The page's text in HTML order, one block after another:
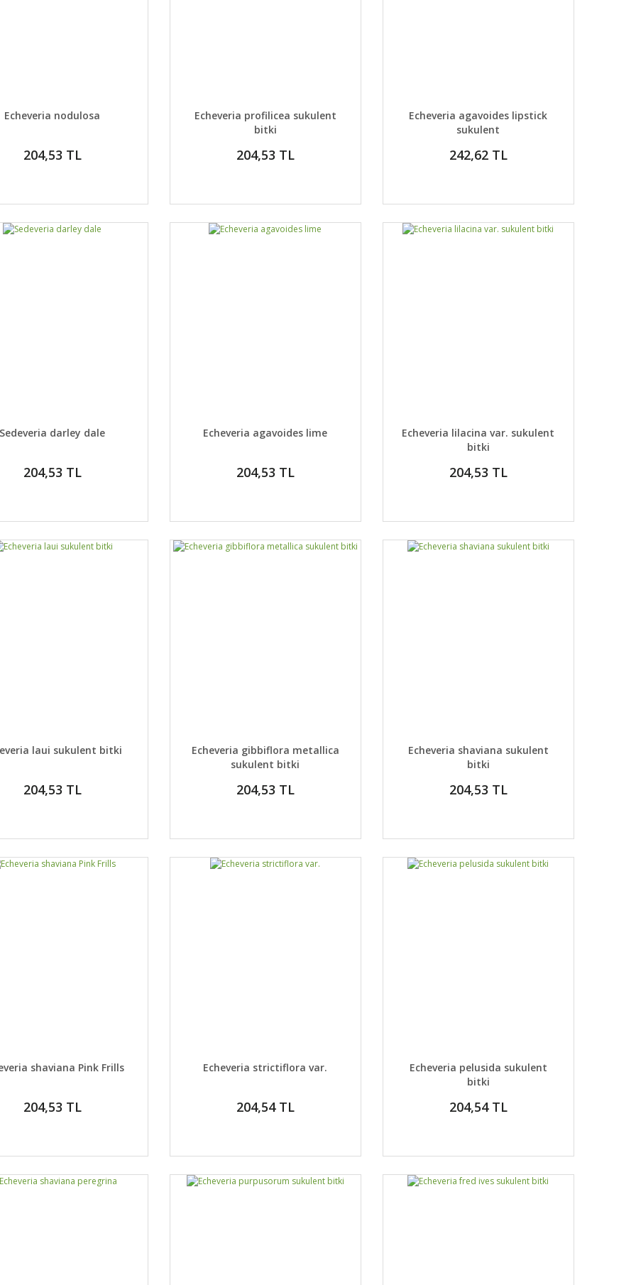
GELİNCE HABER VER
Echeveria nodulosa
204,53 TL
DETAYLAR GELİNCE HABER VER
Echeveria profilicea sukulent
bitki
204,53 TL
DETAYLAR GELİNCE HABER VER
Echeveria agavoides lipstick
sukulent
242,62 TL
GELİNCE HABER VER
Sedeveria darley dale
204,53 TL
DETAYLAR GELİNCE HABER VER
Echeveria agavoides lime
204,53 TL
DETAYLAR GELİNCE HABER VER
Echeveria lilacina var. sukulent
bitki
204,53 TL
GELİNCE HABER VER
laui sukulent bitki
204,53 TL
DETAYLAR GELİNCE HABER VER
Echeveria gibbiflora metallica
sukulent bitki
204,53 TL
DETAYLAR GELİNCE HABER VER
Echeveria shaviana sukulent
bitki
204,53 TL
GELİNCE HABER VER
shaviana Pink Frills
204,53 TL
DETAYLAR GELİNCE HABER VER
Echeveria strictiflora var.
204,54 TL
DETAYLAR GELİNCE HABER VER
Echeveria pelusida sukulent
bitki
204,54 TL